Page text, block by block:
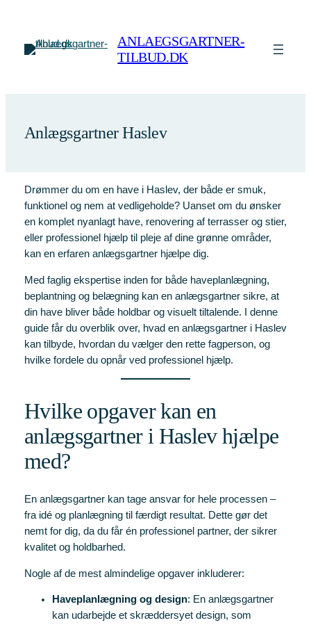
indhold
ANLAEGSGARTNER-
TILBUD.DK
Anlægsgartner Haslev
Drømmer du om en have i Haslev, der både er smuk,
funktionel og nem at vedligeholde? Uanset om du ønsker
en komplet nyanlagt have, renovering af terrasser og stier,
eller professionel hjælp til pleje af dine grønne områder,
kan en erfaren anlægsgartner hjælpe dig.
Med faglig ekspertise inden for både haveplanlægning,
beplantning og belægning kan en anlægsgartner sikre, at
din have bliver både holdbar og visuelt tiltalende. I denne
guide får du overblik over, hvad en anlægsgartner i Haslev
kan tilbyde, hvordan du vælger den rette fagperson, og
hvilke fordele du opnår ved professionel hjælp.
Hvilke opgaver kan en
anlægsgartner i Haslev hjælpe
med?
En anlægsgartner kan tage ansvar for hele processen –
fra idé og planlægning til færdigt resultat. Dette gør det
nemt for dig, da du får én professionel partner, der sikrer
kvalitet og holdbarhed.
Nogle af de mest almindelige opgaver inkluderer:
Haveplanlægning og design: En anlægsgartner
kan udarbejde et skræddersyet design, som